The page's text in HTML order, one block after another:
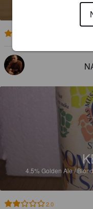
4.5% Golden Ale /
2.0